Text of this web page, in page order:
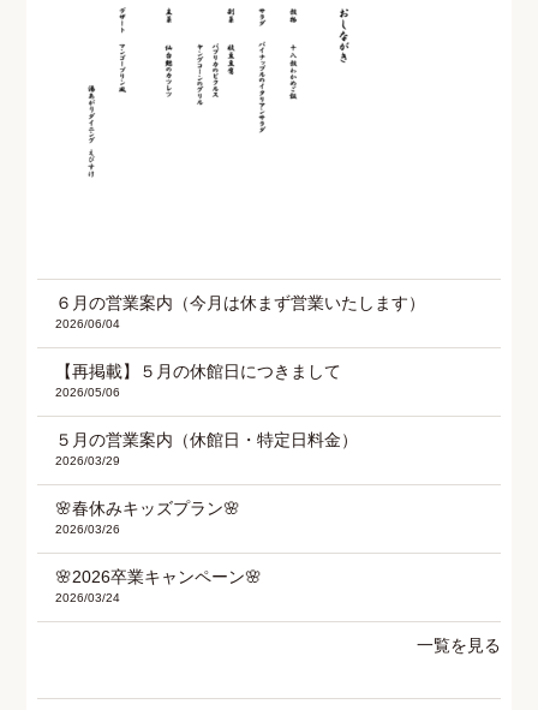
６月の営業案内（今月は休まず営業いたします）
2026/06/04
【再掲載】５月の休館日につきまして
2026/05/06
５月の営業案内（休館日・特定日料金）
2026/03/29
🌸春休みキッズプラン🌸
2026/03/26
🌸2026卒業キャンペーン🌸
2026/03/24
一覧を見る